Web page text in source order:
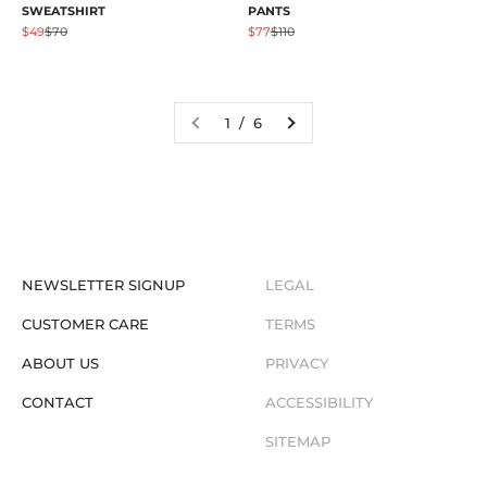
SWEATSHIRT
Angebot
$49Regulärer Preis
$70
PANTS
Angebot
$77Regulärer Preis
$110
1 / 6
NEWSLETTER SIGNUP
CUSTOMER CARE
ABOUT US
CONTACT
LEGAL
TERMS
PRIVACY
ACCESSIBILITY
SITEMAP